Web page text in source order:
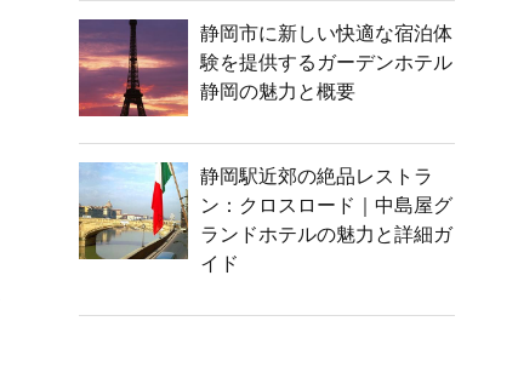
静岡市に新しい快適な宿泊体
験を提供するガーデンホテル
静岡の魅力と概要
静岡駅近郊の絶品レストラ
ン：クロスロード｜中島屋グ
ランドホテルの魅力と詳細ガ
イド